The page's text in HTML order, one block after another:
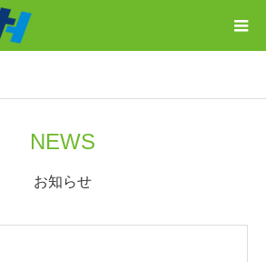
NEWS
お知らせ